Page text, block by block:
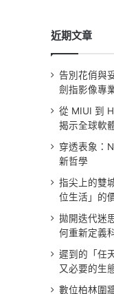
近期文章
告別花俏與
劍指影像專
從 MIUI 到
揭示全球軟
穿透表象：
新哲學
指尖上的雙
位生活」的
拋開迭代迷
何重新定義
遲到的「任
又必要的生
數位柏林圍